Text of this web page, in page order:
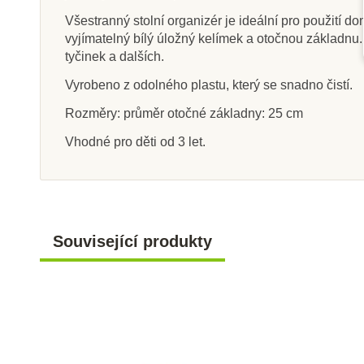
Skladem
CreaToys Akrylové barvy
Na dotaz
Djeco Malířské
Všestranný stolní organizér je ideální pro použití
vyjímatelný bílý úložný kelímek a otočnou
tyčinek a dalších.
Vyrobeno z odolného plastu, který se snadno čistí.
Rozměry: průměr otočné základny: 25 cm
Vhodné pro děti od 3 let.
Související produkty